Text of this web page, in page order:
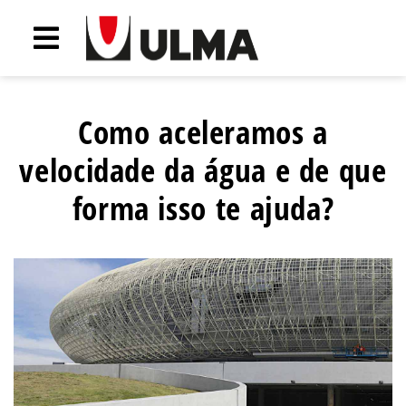
Como aceleramos a
velocidade da água e de que
forma isso te ajuda?